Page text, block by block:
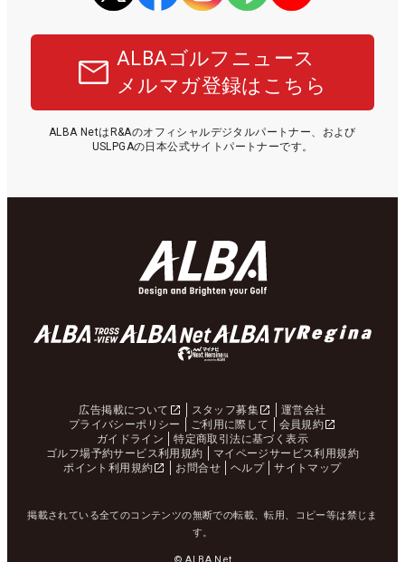
ALBAゴルフニュース
メルマガ登録はこちら
ALBA NetはR&Aのオフィシャルデジタルパートナー、および
USLPGAの日本公式サイトパートナーです。
広告掲載について スタッフ募集
運営会社
プライバシーポリシー
ご利用に際して
会員規約
ガイドライン
特定商取引法に基づく表示
ゴルフ場予約サービス利用規約
マイページサービス利用規約
ポイント利用規約
お問合せ ヘルプ サイトマップ
掲載されている全てのコンテンツの無断での転載、転用、コピー等は禁じま
す。